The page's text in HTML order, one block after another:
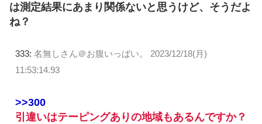
は測定結果にあまり関係ないと思うけど、そうだよ
ね？
333: 名無しさん＠お腹いっぱい。
2023/12/18(月)
11:53:14.93
>>300
引違いはテーピングありの地域もあるんですか？